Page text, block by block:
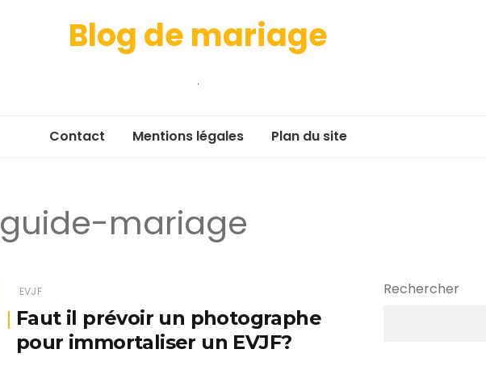
Blog de mariage
.
Contact Mentions légales Plan du site
guide-mariage
EVJF
Faut il prévoir un photographe
pour immortaliser un EVJF?
Rechercher